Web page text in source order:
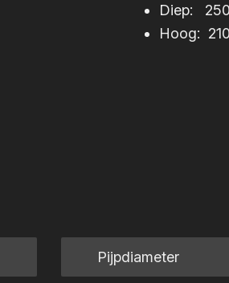
Diep:
Hoog:
Pijpdiameter